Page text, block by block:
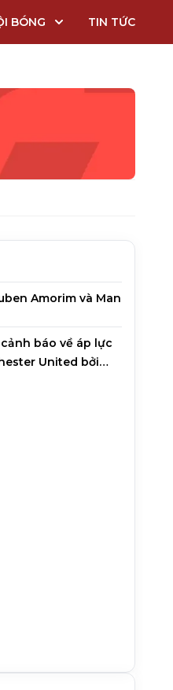
BÓNG TIN TỨC
Amorim và Man
báo về áp lực
United bởi